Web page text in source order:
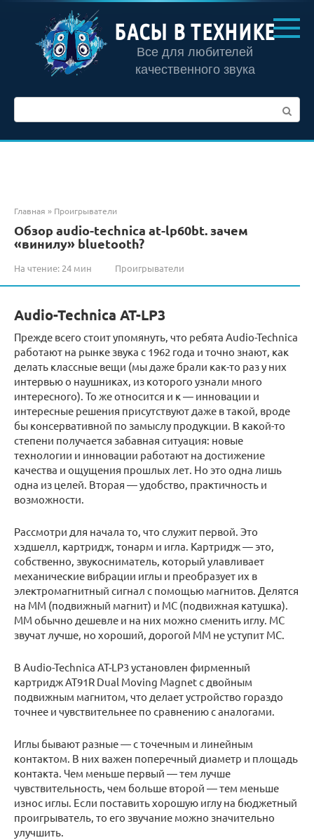
контенту
БАСЫ В ТЕХНИКЕ
Все для любителей
качественного звука
Главная » Проигрыватели
Обзор audio-technica at-lp60bt. зачем
«винилу» bluetooth?
На чтение: 24 мин Проигрыватели
Audio-Technica AT-LP3
Прежде всего стоит упомянуть, что ребята Audio-Technica
работают на рынке звука с 1962 года и точно знают, как
делать классные вещи (мы даже брали как-то раз у них
интервью о наушниках, из которого узнали много
интересного). То же относится и к — инновации и
интересные решения присутствуют даже в такой, вроде
бы консервативной по замыслу продукции. В какой-то
степени получается забавная ситуация: новые
технологии и инновации работают на достижение
качества и ощущения прошлых лет. Но это одна лишь
одна из целей. Вторая — удобство, практичность и
возможности.
Рассмотри для начала то, что служит первой. Это
хэдшелл, картридж, тонарм и игла. Картридж — это,
собственно, звукосниматель, который улавливает
механические вибрации иглы и преобразует их в
электромагнитный сигнал с помощью магнитов. Делятся
на MM (подвижный магнит) и MC (подвижная катушка).
MM обычно дешевле и на них можно сменить иглу. MC
звучат лучше, но хороший, дорогой MM не уступит MC.
В Audio-Technica AT-LP3 установлен фирменный
картридж AT91R Dual Moving Magnet с двойным
подвижным магнитом, что делает устройство гораздо
точнее и чувствительнее по сравнению с аналогами.
Иглы бывают разные — с точечным и линейным
контактом. В них важен поперечный диаметр и площадь
контакта. Чем меньше первый — тем лучше
чувствительность, чем больше второй — тем меньше
износ иглы. Если поставить хорошую иглу на бюджетный
проигрыватель, то его звучание можно значительно
улучшить.